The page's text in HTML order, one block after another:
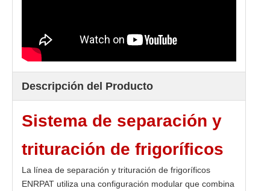
Descripción del Producto
Sistema de separación y
trituración de frigoríficos
La línea de separación y trituración de frigoríficos
ENRPAT utiliza una configuración modular que combina